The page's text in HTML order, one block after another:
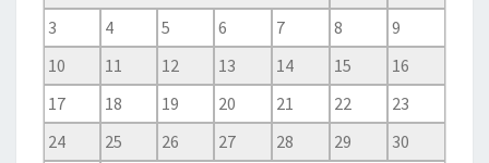
3
4 5 6 7 8
9
10
11 12 13 14 15
16
17
18 19 20 21 22
23
24
25 26 27 28 29
30